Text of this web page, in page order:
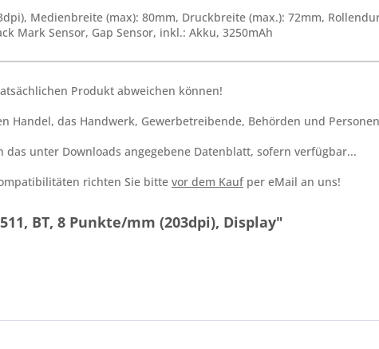
Medienbreite (max): 80mm, Druckbreite (max.): 72mm,
Mark Sensor, Gap Sensor, inkl.: Akku, 3250mAh
Produkt abweichen können!
Handel, das Handwerk, Gewerbetreibende, Behörden und
unter Downloads angegebene Datenblatt, sofern verfügbar...
richten Sie bitte vor dem Kaufper eMail an uns!
BT, 8 Punkte/mm (203dpi), Display"